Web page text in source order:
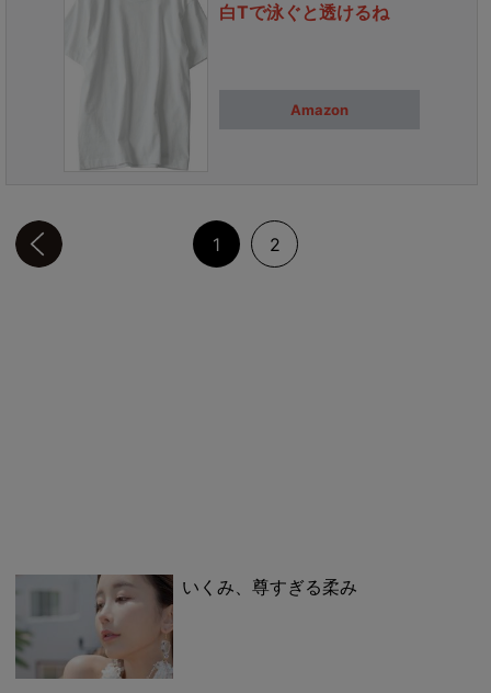
白Tで泳ぐと透けるね
Amazon
1 2
いくみ、尊すぎる柔み